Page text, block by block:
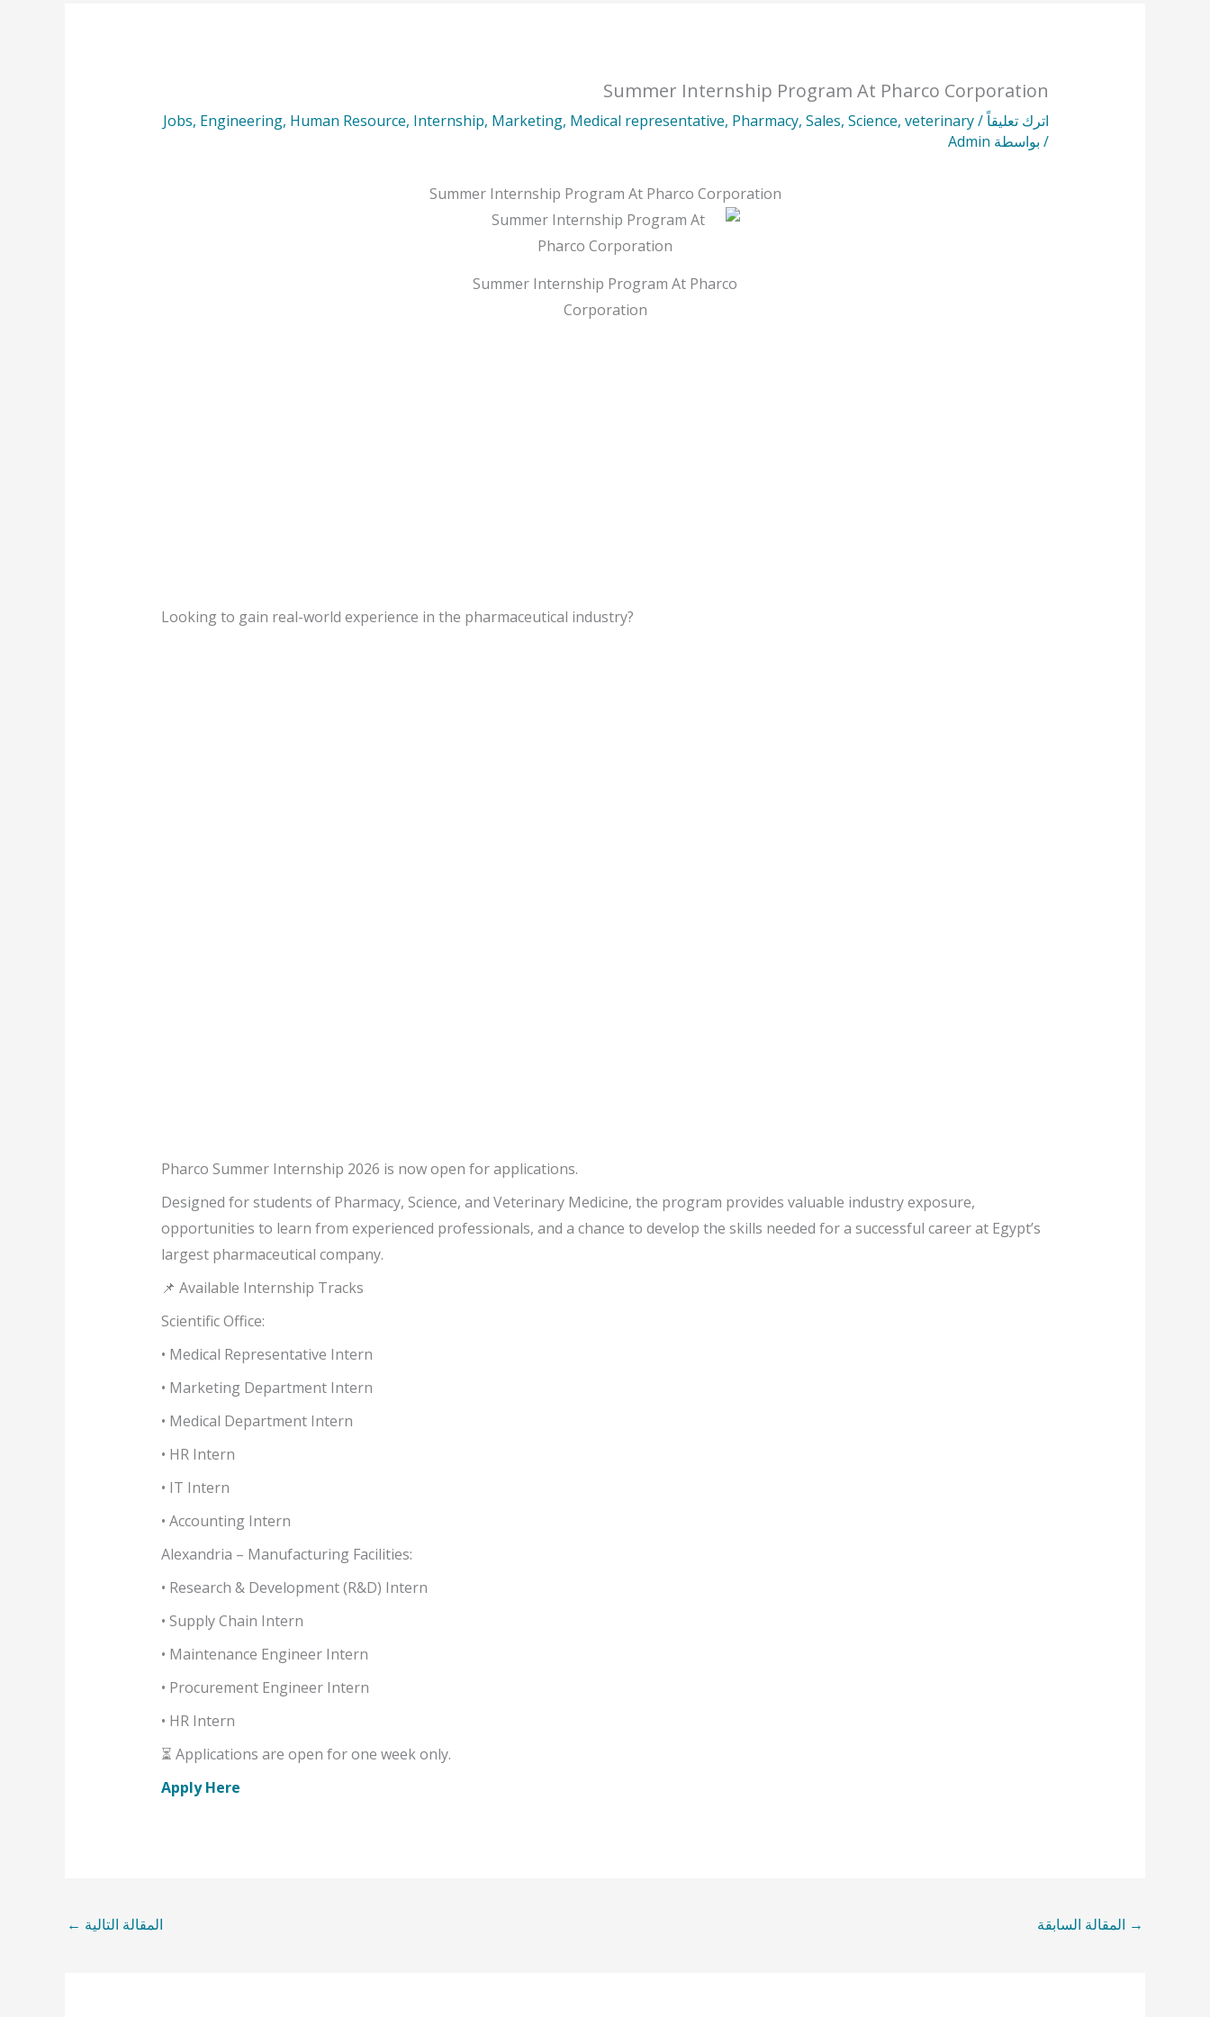
Summer Internship Program At Pharco Corporation
اترك تعليقاً/
Jobs, Engineering, Human Resource, Internship, Marketing, Medical representative, Pharmacy,Sales,Science,veterinary
/ بواسطة Admin
Summer Internship Program At Pharco Corporation
Summer Internship Program At Pharco
Corporation
Looking to gain real-world experience in the pharmaceutical industry?
Pharco Summer Internship 2026 is now open for applications.
Designed for students of Pharmacy, Science, and Veterinary Medicine, the program provides valuable industry exposure,
opportunities to learn from experienced professionals, and a chance to develop the skills needed for a successful career at Egypt’s
largest pharmaceutical company.
📌 Available Internship Tracks
Scientific Office:
• Medical Representative Intern
• Marketing Department Intern
• Medical Department Intern
• HR Intern
• IT Intern
• Accounting Intern
Alexandria – Manufacturing Facilities:
• Research & Development (R&D) Intern
• Supply Chain Intern
• Maintenance Engineer Intern
• Procurement Engineer Intern
• HR Intern
⏳ Applications are open for one week only.
Apply Here
→ المقالة السابقة المقالة التالية ←